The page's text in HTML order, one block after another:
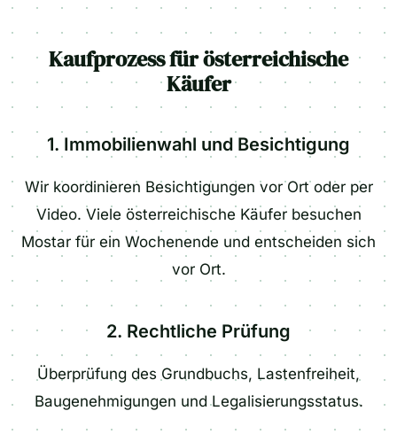
Kaufprozess für österreichische
Käufer
1. Immobilienwahl und Besichtigung
Wir koordinieren Besichtigungen vor Ort oder per
Video. Viele österreichische Käufer besuchen
Mostar für ein Wochenende und entscheiden sich
vor Ort.
2. Rechtliche Prüfung
Überprüfung des Grundbuchs, Lastenfreiheit,
Baugenehmigungen und Legalisierungsstatus.